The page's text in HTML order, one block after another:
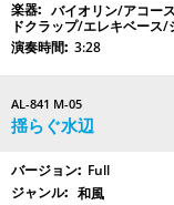
バイオリン/アコー
ドクラップ/エレキベース/
3:28
AL-841 M-05
揺らぐ水辺
Full
和風